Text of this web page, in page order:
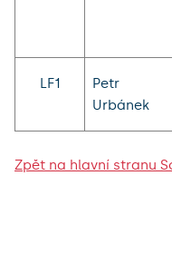
LF1
Petr
Urbánek
Zpět na hlavní stranu